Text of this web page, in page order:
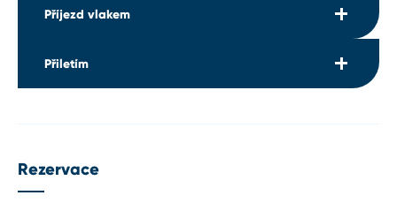
Wienerbergstrasse
Příjezd vlakem
Wien Hauptbahnhof
Přiletím
Rezervace